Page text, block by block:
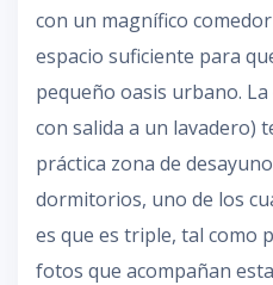
con un magnífico
espacio suficiente para
pequeño oasis urbano.
con salida a un lavadero)
práctica zona de
dormitorios, uno de los
es que es triple, tal como
fotos que acompañan